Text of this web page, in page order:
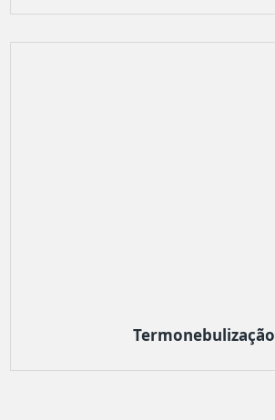
Termonebulização